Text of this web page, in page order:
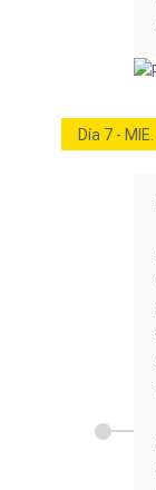
Día 7 - MIE.